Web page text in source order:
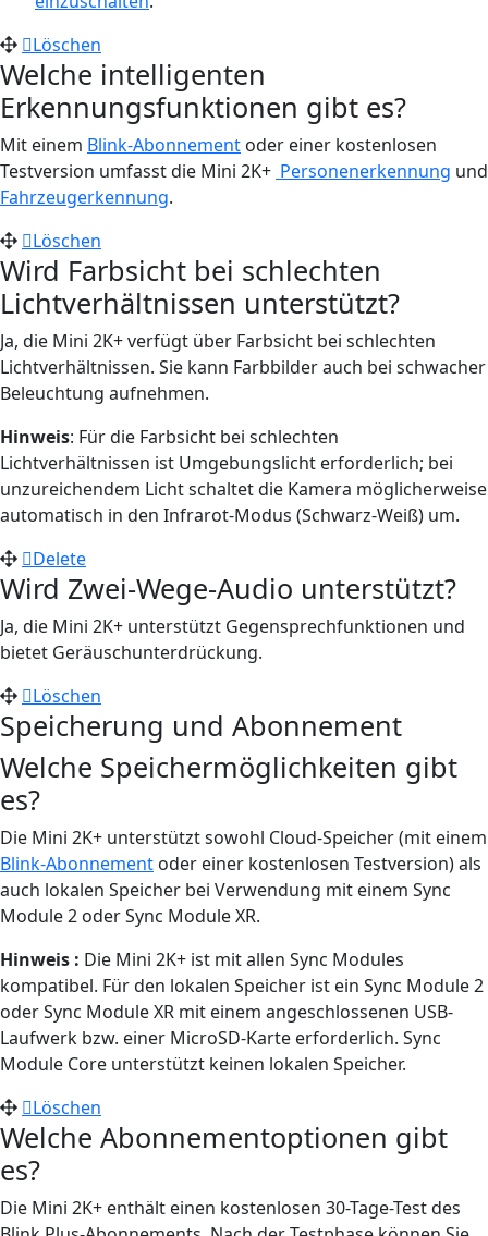
Löschen
Welche intelligenten
Erkennungsfunktionen gibt es?
Mit einem Blink-Abonnement oder einer kostenlosen
Testversion umfasst die Mini 2K+ Personenerkennung und
Fahrzeugerkennung.
Löschen
Wird Farbsicht bei schlechten
Lichtverhältnissen unterstützt?
Ja, die Mini 2K+ verfügt über Farbsicht bei schlechten
Lichtverhältnissen. Sie kann Farbbilder auch bei schwacher
Beleuchtung aufnehmen.
Hinweis: Für die Farbsicht bei schlechten
Lichtverhältnissen ist Umgebungslicht erforderlich; bei
unzureichendem Licht schaltet die Kamera möglicherweise
automatisch in den Infrarot-Modus (Schwarz-Weiß) um.
Delete
Wird Zwei-Wege-Audio unterstützt?
Ja, die Mini 2K+ unterstützt Gegensprechfunktionen und
bietet Geräuschunterdrückung.
Löschen
Speicherung und Abonnement
Welche Speichermöglichkeiten gibt
es?
Die Mini 2K+ unterstützt sowohl Cloud-Speicher (mit einem
Blink-Abonnement oder einer kostenlosen Testversion) als
auch lokalen Speicher bei Verwendung mit einem Sync
Module 2 oder Sync Module XR.
Hinweis : Die Mini 2K+ ist mit allen Sync Modules
kompatibel. Für den lokalen Speicher ist ein Sync Module 2
oder Sync Module XR mit einem angeschlossenen USB-
Laufwerk bzw. einer MicroSD-Karte erforderlich. Sync
Module Core unterstützt keinen lokalen Speicher.
Löschen
Welche Abonnementoptionen gibt
es?
Die Mini 2K+ enthält einen kostenlosen 30-Tage-Test des